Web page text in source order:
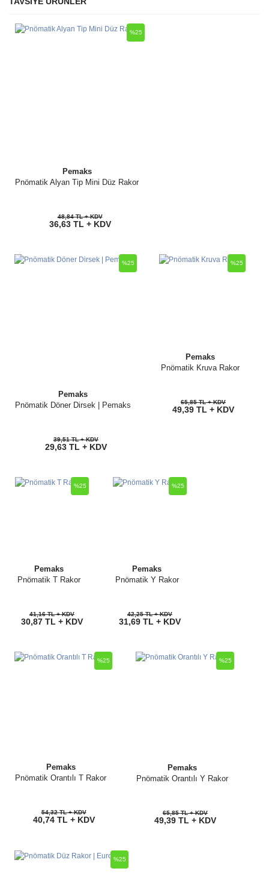
Pemaks
Pnömatik Alyan Tip Mini Düz Rakor
%25
48,84 TL + KDV
36,63 TL + KDV
Pemaks
Pnömatik Döner Dirsek | Pemaks
%25
39,51 TL + KDV
29,63 TL + KDV
Pemaks
Pnömatik Kruva Rakor
%25
65,85 TL + KDV
49,39 TL + KDV
Pemaks
Pnömatik T Rakor
%25
41,16 TL + KDV
30,87 TL + KDV
Pemaks
Pnömatik Y Rakor
%25
42,25 TL + KDV
31,69 TL + KDV
Pemaks
Pnömatik Orantılı T Rakor
%25
54,32 TL + KDV
40,74 TL + KDV
Pemaks
Pnömatik Orantılı Y Rakor
%25
65,85 TL + KDV
49,39 TL + KDV
%25